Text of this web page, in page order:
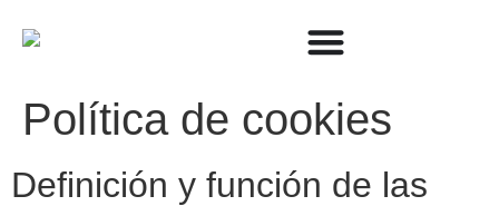
Política de cookies
Definición y función de las